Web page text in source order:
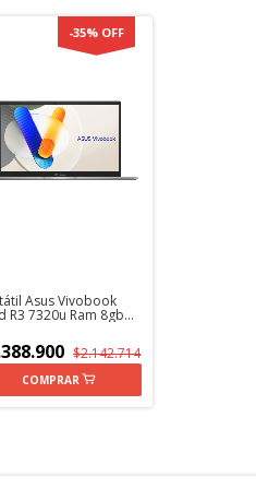
Asus Vivobook
R3 7320u Ram 8gb
-35% OFF
$2.142.714